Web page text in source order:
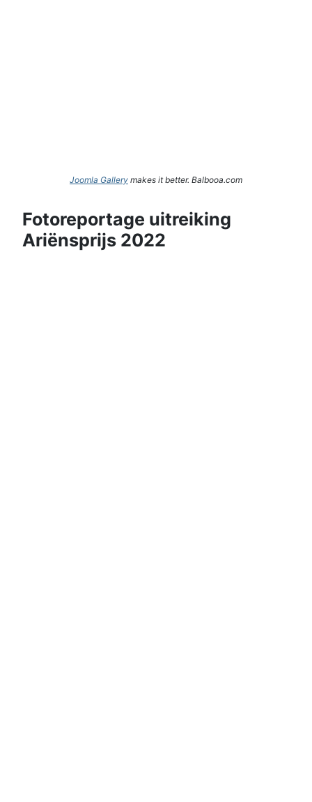
Joomla Gallery makes it better. Balbooa.com
Fotoreportage uitreiking
Ariënsprijs 2022